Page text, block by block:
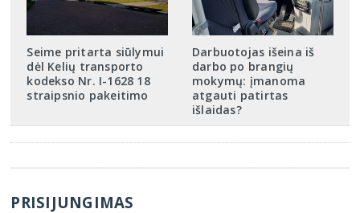
Seime pritarta siūlymui
dėl Kelių transporto
kodekso Nr. I-1628 18
straipsnio pakeitimo
Darbuotojas išeina iš
darbo po brangių
mokymų: įmanoma
atgauti patirtas
išlaidas?
PRISIJUNGIMAS